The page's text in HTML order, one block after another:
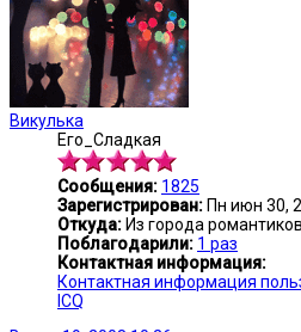
Викулька
Его_Сладкая
Сообщения: 1825
Зарегистрирован: Пн июн 30,
Откуда: Из города
Поблагодарили: 1 раз
Контактная информация:
Контактная информация
ICQ